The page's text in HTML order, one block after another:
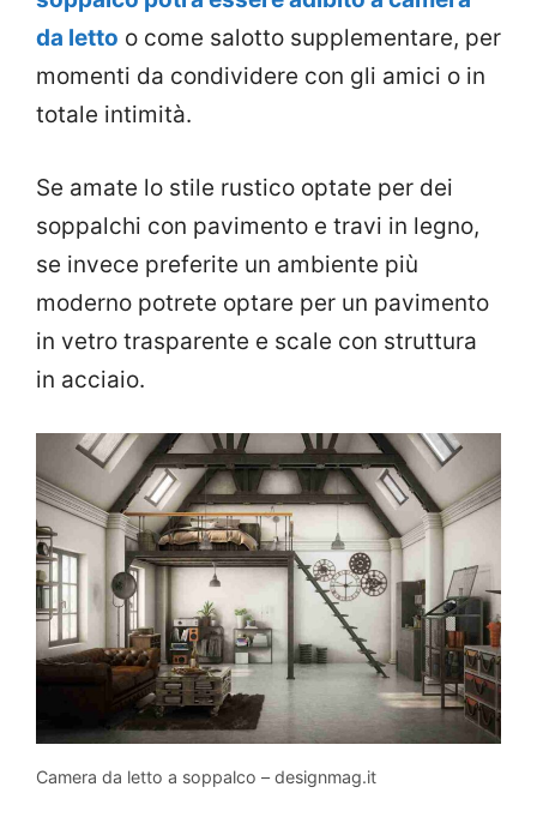
da letto o come salotto supplementare, per
momenti da condividere con gli amici o in
totale intimità.
Se amate lo stile rustico optate per dei
soppalchi con pavimento e travi in legno,
se invece preferite un ambiente più
moderno potrete optare per un pavimento
in vetro trasparente e scale con struttura
in acciaio.
Camera da letto a soppalco – designmag.it